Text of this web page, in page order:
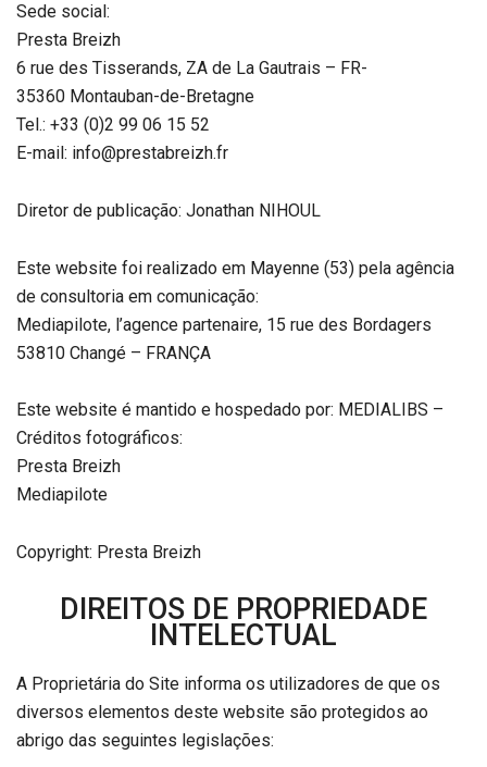
Sede social:
Presta Breizh
6 rue des Tisserands, ZA de La Gautrais – FR-
35360 Montauban-de-Bretagne
Tel.: +33 (0)2 99 06 15 52
E-mail: info@prestabreizh.fr
Diretor de publicação: Jonathan NIHOUL
Este website foi realizado em Mayenne (53) pela agência
de consultoria em comunicação:
Mediapilote, l’agence partenaire, 15 rue des Bordagers
53810 Changé – FRANÇA
Este website é mantido e hospedado por: MEDIALIBS –
Créditos fotográficos:
Presta Breizh
Mediapilote
Copyright: Presta Breizh
DIREITOS DE PROPRIEDADE
INTELECTUAL
A Proprietária do Site informa os utilizadores de que os
diversos elementos deste website são protegidos ao
abrigo das seguintes legislações: